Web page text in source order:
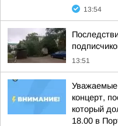
13:54
13:51
Уважаемые
концерт,
который
18.00 в